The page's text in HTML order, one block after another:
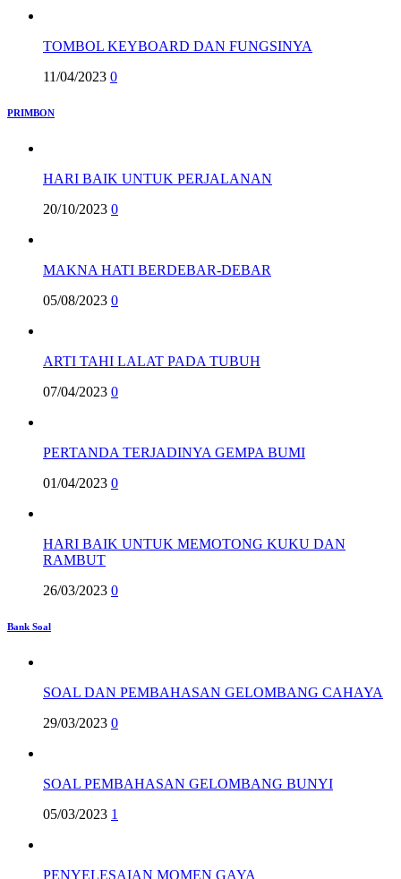
TOMBOL KEYBOARD DAN FUNGSINYA
11/04/2023 0
PRIMBON
HARI BAIK UNTUK PERJALANAN
20/10/2023 0
MAKNA HATI BERDEBAR-DEBAR
05/08/2023 0
ARTI TAHI LALAT PADA TUBUH
07/04/2023 0
PERTANDA TERJADINYA GEMPA BUMI
01/04/2023 0
HARI BAIK UNTUK MEMOTONG KUKU DAN
RAMBUT
26/03/2023 0
Bank Soal
SOAL DAN PEMBAHASAN GELOMBANG CAHAYA
29/03/2023 0
SOAL PEMBAHASAN GELOMBANG BUNYI
05/03/2023 1
PENYELESAIAN MOMEN GAYA